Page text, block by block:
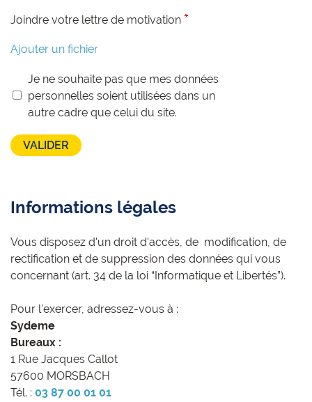
Joindre votre lettre de motivation
Ajouter un fichier
Je ne souhaite pas que mes données
personnelles soient utilisées dans un
autre cadre que celui du site.
Informations légales
Vous disposez d'un droit d'accès, de modification, de
rectification et de suppression des données qui vous
concernant (art. 34 de la loi “Informatique et Libertés”).
Pour l'exercer, adressez-vous à :
Sydeme
Bureaux :
1 Rue Jacques Callot
57600 MORSBACH
Tél. : 03 87 00 01 01